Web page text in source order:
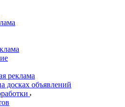
реклама
досках объявлений